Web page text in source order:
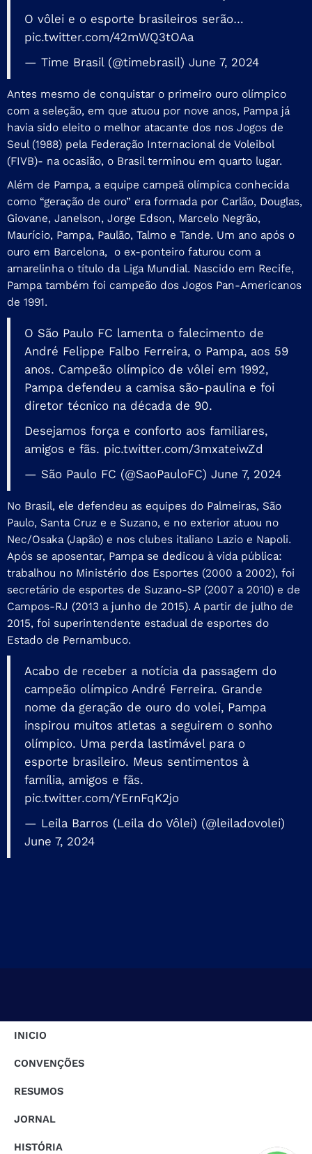
O vôlei e o esporte brasileiros serão…
pic.twitter.com/42mWQ3tOAa
— Time Brasil (@timebrasil) June 7, 2024
Antes mesmo de conquistar o primeiro ouro olímpico
com a seleção, em que atuou por nove anos, Pampa já
havia sido eleito o melhor atacante dos nos Jogos de
Seul (1988) pela Federação Internacional de Voleibol
(FIVB)- na ocasião, o Brasil terminou em quarto lugar.
Além de Pampa, a equipe campeã olímpica conhecida
como “geração de ouro” era formada por Carlão, Douglas,
Giovane, Janelson, Jorge Edson, Marcelo Negrão,
Maurício, Pampa, Paulão, Talmo e Tande. Um ano após o
ouro em Barcelona, o ex-ponteiro faturou com a
amarelinha o título da Liga Mundial. Nascido em Recife,
Pampa também foi campeão dos Jogos Pan-Americanos
de 1991.
O São Paulo FC lamenta o falecimento de
André Felippe Falbo Ferreira, o Pampa, aos 59
anos. Campeão olímpico de vôlei em 1992,
Pampa defendeu a camisa são-paulina e foi
diretor técnico na década de 90.
Desejamos força e conforto aos familiares,
amigos e fãs. pic.twitter.com/3mxateiwZd
— São Paulo FC (@SaoPauloFC) June 7, 2024
No Brasil, ele defendeu as equipes do Palmeiras, São
Paulo, Santa Cruz e e Suzano, e no exterior atuou no
Nec/Osaka (Japão) e nos clubes italiano Lazio e Napoli.
Após se aposentar, Pampa se dedicou à vida pública:
trabalhou no Ministério dos Esportes (2000 a 2002), foi
secretário de esportes de Suzano-SP (2007 a 2010) e de
Campos-RJ (2013 a junho de 2015). A partir de julho de
2015, foi superintendente estadual de esportes do
Estado de Pernambuco.
Acabo de receber a notícia da passagem do
campeão olímpico André Ferreira. Grande
nome da geração de ouro do volei, Pampa
inspirou muitos atletas a seguirem o sonho
olímpico. Uma perda lastimável para o
esporte brasileiro. Meus sentimentos à
família, amigos e fãs.
pic.twitter.com/YErnFqK2jo
— Leila Barros (Leila do Vôlei) (@leiladovolei)
June 7, 2024
INICIO
CONVENÇÕES
RESUMOS
JORNAL
HISTÓRIA